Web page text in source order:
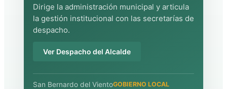
Dirige la administración municipal y articula
la gestión institucional con las secretarías de
despacho.
Ver Despacho del Alcalde
San Bernardo del VientoGOBIERNO LOCAL